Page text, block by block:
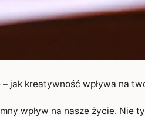
jak kreatywność wpływa na
wpływ na nasze życie. Nie